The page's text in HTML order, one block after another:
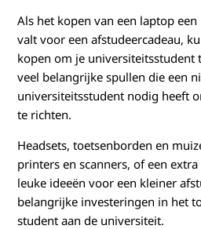
Als het kopen van een laptop
valt voor een afstudeercadeau,
kopen om je universiteitsstudent
veel belangrijke spullen die een
universiteitsstudent nodig heeft
te richten.
Headsets, toetsenborden en
printers en scanners, of een
leuke ideeën voor een kleiner
belangrijke investeringen in het
student aan de universiteit.